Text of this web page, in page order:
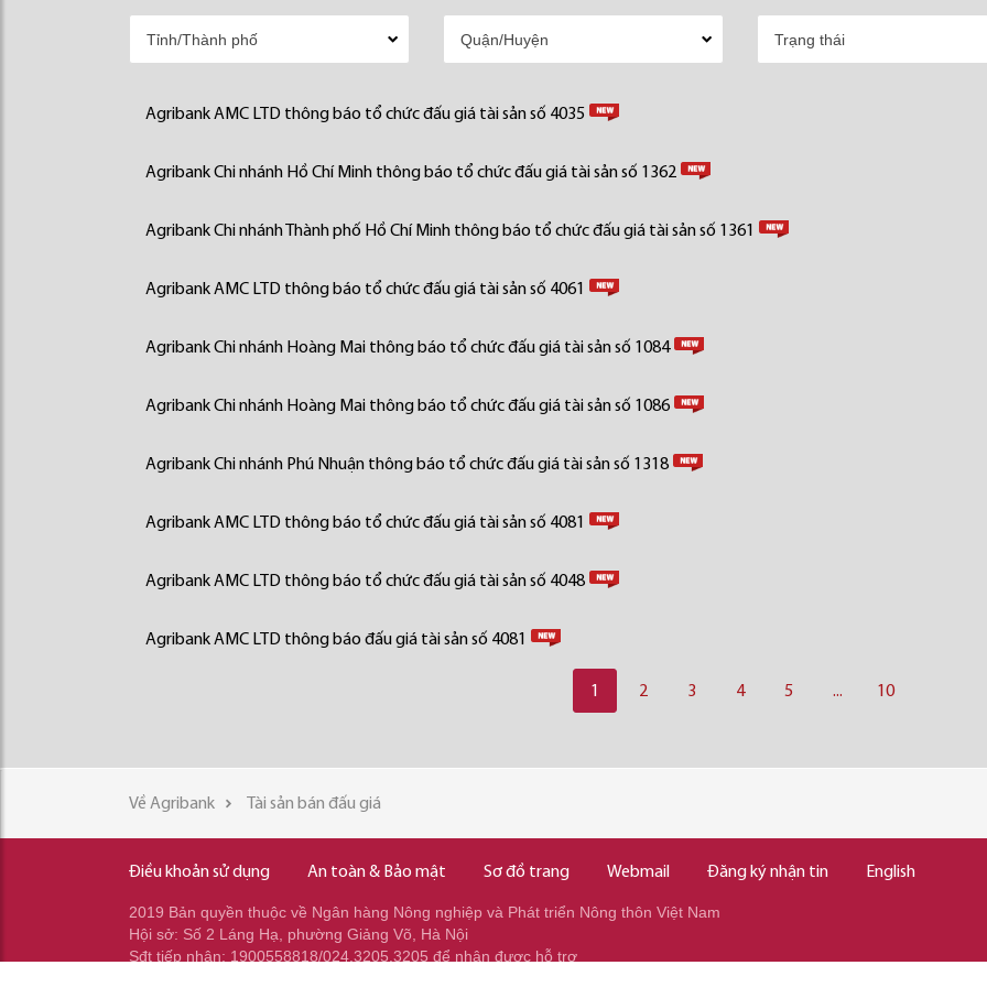
Agribank AMC LTD thông báo tổ chức đấu giá tài sản số 4035
Agribank Chi nhánh Hồ Chí Minh thông báo tổ chức đấu giá tài sản số 1362
Agribank Chi nhánh Thành phố Hồ Chí Minh thông báo tổ chức đấu giá tài sản số 1361
Agribank AMC LTD thông báo tổ chức đấu giá tài sản số 4061
Agribank Chi nhánh Hoàng Mai thông báo tổ chức đấu giá tài sản số 1084
Agribank Chi nhánh Hoàng Mai thông báo tổ chức đấu giá tài sản số 1086
Agribank Chi nhánh Phú Nhuận thông báo tổ chức đấu giá tài sản số 1318
Agribank AMC LTD thông báo tổ chức đấu giá tài sản số 4081
Agribank AMC LTD thông báo tổ chức đấu giá tài sản số 4048
Agribank AMC LTD thông báo đấu giá tài sản số 4081
1 2 3 4 5 ... 10
Về Agribank Tài sản bán đấu giá
Điều khoản sử dụng An toàn & Bảo mật Sơ đồ trang Webmail Đăng ký nhận tin English
2019 Bản quyền thuộc về Ngân hàng Nông nghiệp và Phát triển Nông thôn Việt Nam
Hội sở: Số 2 Láng Hạ, phường Giảng Võ, Hà Nội
Sđt tiếp nhận: 1900558818/024.3205.3205 để nhận được hỗ trợ